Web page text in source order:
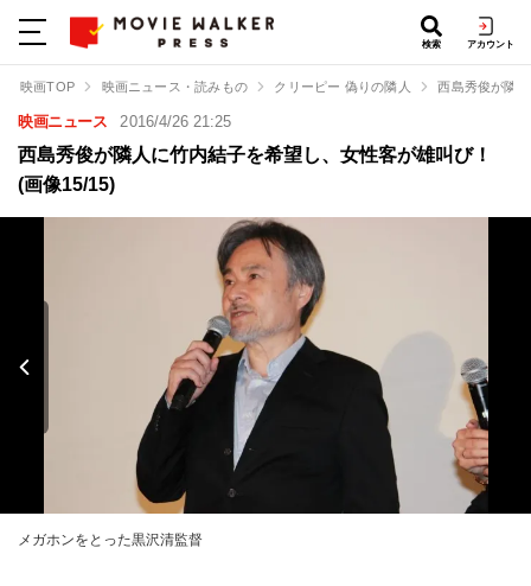
検索 アカウント
映画TOP 映画ニュース・読みもの クリーピー 偽りの隣人 西島秀俊が隣
映画ニュース 2016/4/26 21:25
西島秀俊が隣人に竹内結子を希望し、女性客が雄叫び！
(画像15/15)
メガホンをとった黒沢清監督